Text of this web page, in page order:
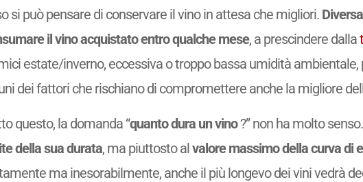
si può pensare di conservare il vino in attesa che migliori.
il vino acquistato entro qualche mese, a prescindere dalla
estate/inverno, eccessiva o troppo bassa umidità ambientale,
dei fattori che rischiano di compromettere anche la migliore
questo, la domanda “quanto dura un vino?” non ha molto
della sua durata, ma piuttosto alvalore massimo della curva di
ma inesorabilmente, anche il più longevo dei vini vedrà